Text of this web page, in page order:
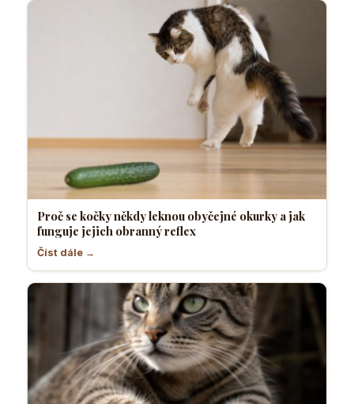
Proč se kočky někdy leknou obyčejné okurky a jak
funguje jejich obranný reflex
Číst dále →